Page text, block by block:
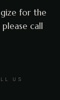
for the
call
US